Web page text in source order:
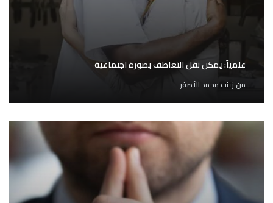
علمياً: يمكن نقل التعاطف بصورة اجتماعية
من زينب محمد الأصفر